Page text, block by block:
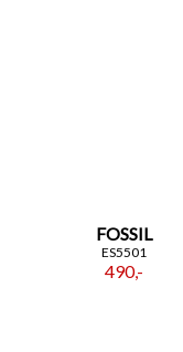
FOSSIL
ES5501
490,-